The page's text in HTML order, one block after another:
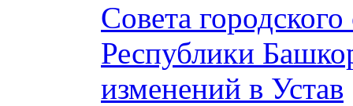
Совета
Республики
изменений в Устав